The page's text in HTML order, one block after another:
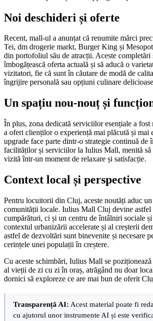
Noi deschideri și oferte
Recent, mall-ul a anunțat că renumite mărci
Tei, dm drogerie markt, Burger King și
din portofoliul său de atracții. Aceste completări
îmbogățească oferta actuală și să aducă o
vizitatori, fie că sunt în căutare de modă de
îngrijire personală sau opțiuni culinare
Un spațiu nou-nouț și
În plus, zona dedicată serviciilor esențiale a fost
a oferi clienților o experiență mai plăcută și mai
upgrade face parte dintr-o strategie continuă de
facilităților și serviciilor la Iulius Mall, menită să
vizită într-un moment de relaxare și satisfacție.
Context local și perspective
Pentru locuitorii din Cluj, aceste noutăți aduc
comunității locale. Iulius Mall Cluj devine astfel
cumpărături, ci și un centru de întâlniri sociale și
contextul urbanizării accelerate și al creșterii
astfel de dezvoltări sunt binevenite și necesare
cerințele unei populații în creștere.
Cu aceste schimbări, Iulius Mall se
al vieții de zi cu zi în oraș, atrăgând nu doar
dornici să exploreze ce are mai bun de oferit
Transparență AI: Acest material poate fi
cu ajutorul unor instrumente AI și este